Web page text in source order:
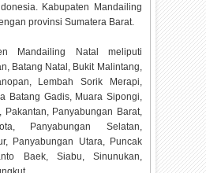
Kabupaten Mandailing
provinsi Sumatera Barat.
Mandailing Natal meliputi
Batang Natal, Bukit Malintang,
Lembah Sorik Merapi,
Batang Gadis, Muara Sipongi,
Pakantan, Panyabungan Barat,
Panyabungan Selatan,
Panyabungan Utara, Puncak
Baek, Siabu, Sinunukan,